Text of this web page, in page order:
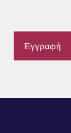
Εγγραφή